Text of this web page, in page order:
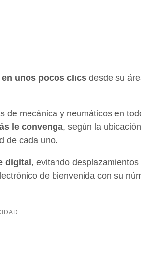
unos pocos clics desde su
de mecánica y neumáticos en
le convenga, según la
de cada uno.
digital , evitando
de bienvenida con su